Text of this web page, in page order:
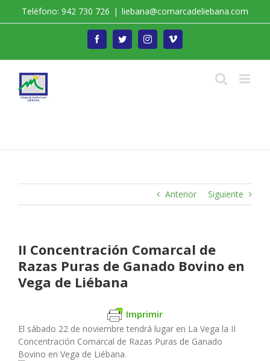
Teléfono: 942 730 726 | liebana@comarcadeliebana.com
FacebookTwitterInstagramVimeo
Anterior Siguiente
II Concentración Comarcal de
Razas Puras de Ganado Bovino en
Vega de Liébana
Imprimir
El sábado 22 de noviembre tendrá lugar en La Vega la II
Concentración Comarcal de Razas Puras de Ganado
Bovino en Vega de Liébana.